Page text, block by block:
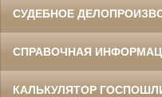
СУДЕБНОЕ
СПРАВОЧНАЯ
КАЛЬКУЛЯТОР